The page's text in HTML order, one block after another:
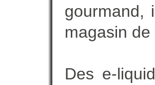
gourmand,
magasin
Des e-